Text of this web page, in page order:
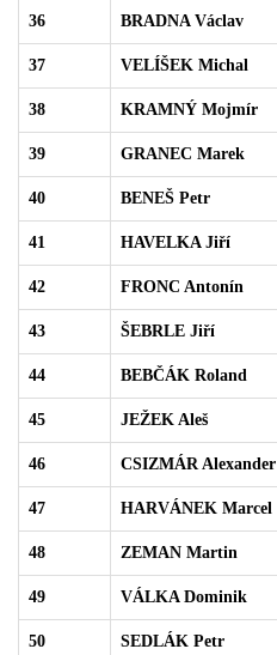
36 BRADNA Václav
37 VELÍŠEK Michal
38 KRAMNÝ Mojmír
39 GRANEC Marek
40 BENEŠ Petr
41 HAVELKA Jiří
42 FRONC Antonín
43 ŠEBRLE Jiří
44 BEBČÁK Roland
45 JEŽEK Aleš
46 CSIZMÁR Alexander
47 HARVÁNEK Marcel
48 ZEMAN Martin
49 VÁLKA Dominik
50 SEDLÁK Petr